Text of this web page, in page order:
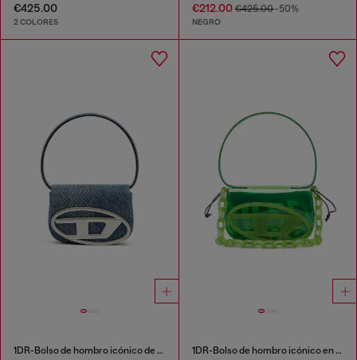
€425.00
2 COLORES
€212.00€425.00-50%
NEGRO
1DR-Bolso de hombro icónico de denim solarizado 1DR-Bolso de hombro icónico en TPU transparente